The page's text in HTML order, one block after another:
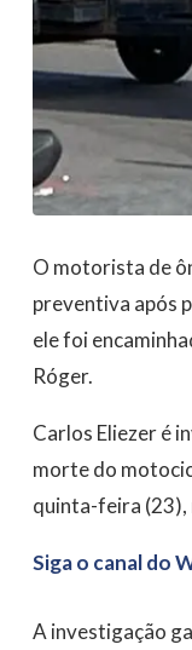
O motorista de
preventiva após
ele foi
Róger.
Carlos Eliezer é
morte do
quinta-feira (23),
Siga o canal do
A investigação